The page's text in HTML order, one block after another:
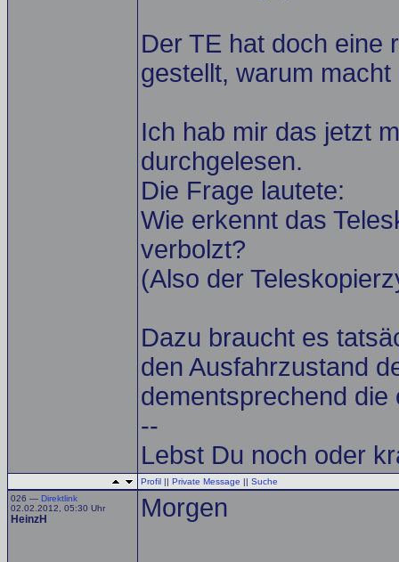
Der TE hat doch eine
gestellt, warum
Ich hab mir das jetzt
durchgelesen.
Die Frage lautete:
Wie erkennt das
verbolzt?
(Also der
Dazu braucht es
den Ausfahrzustand
dementsprechend
--
Lebst Du noch oder
Profil || Private Message || Suche
026 — Direktlink
02.02.2012, 05:30 Uhr
HeinzH Morgen